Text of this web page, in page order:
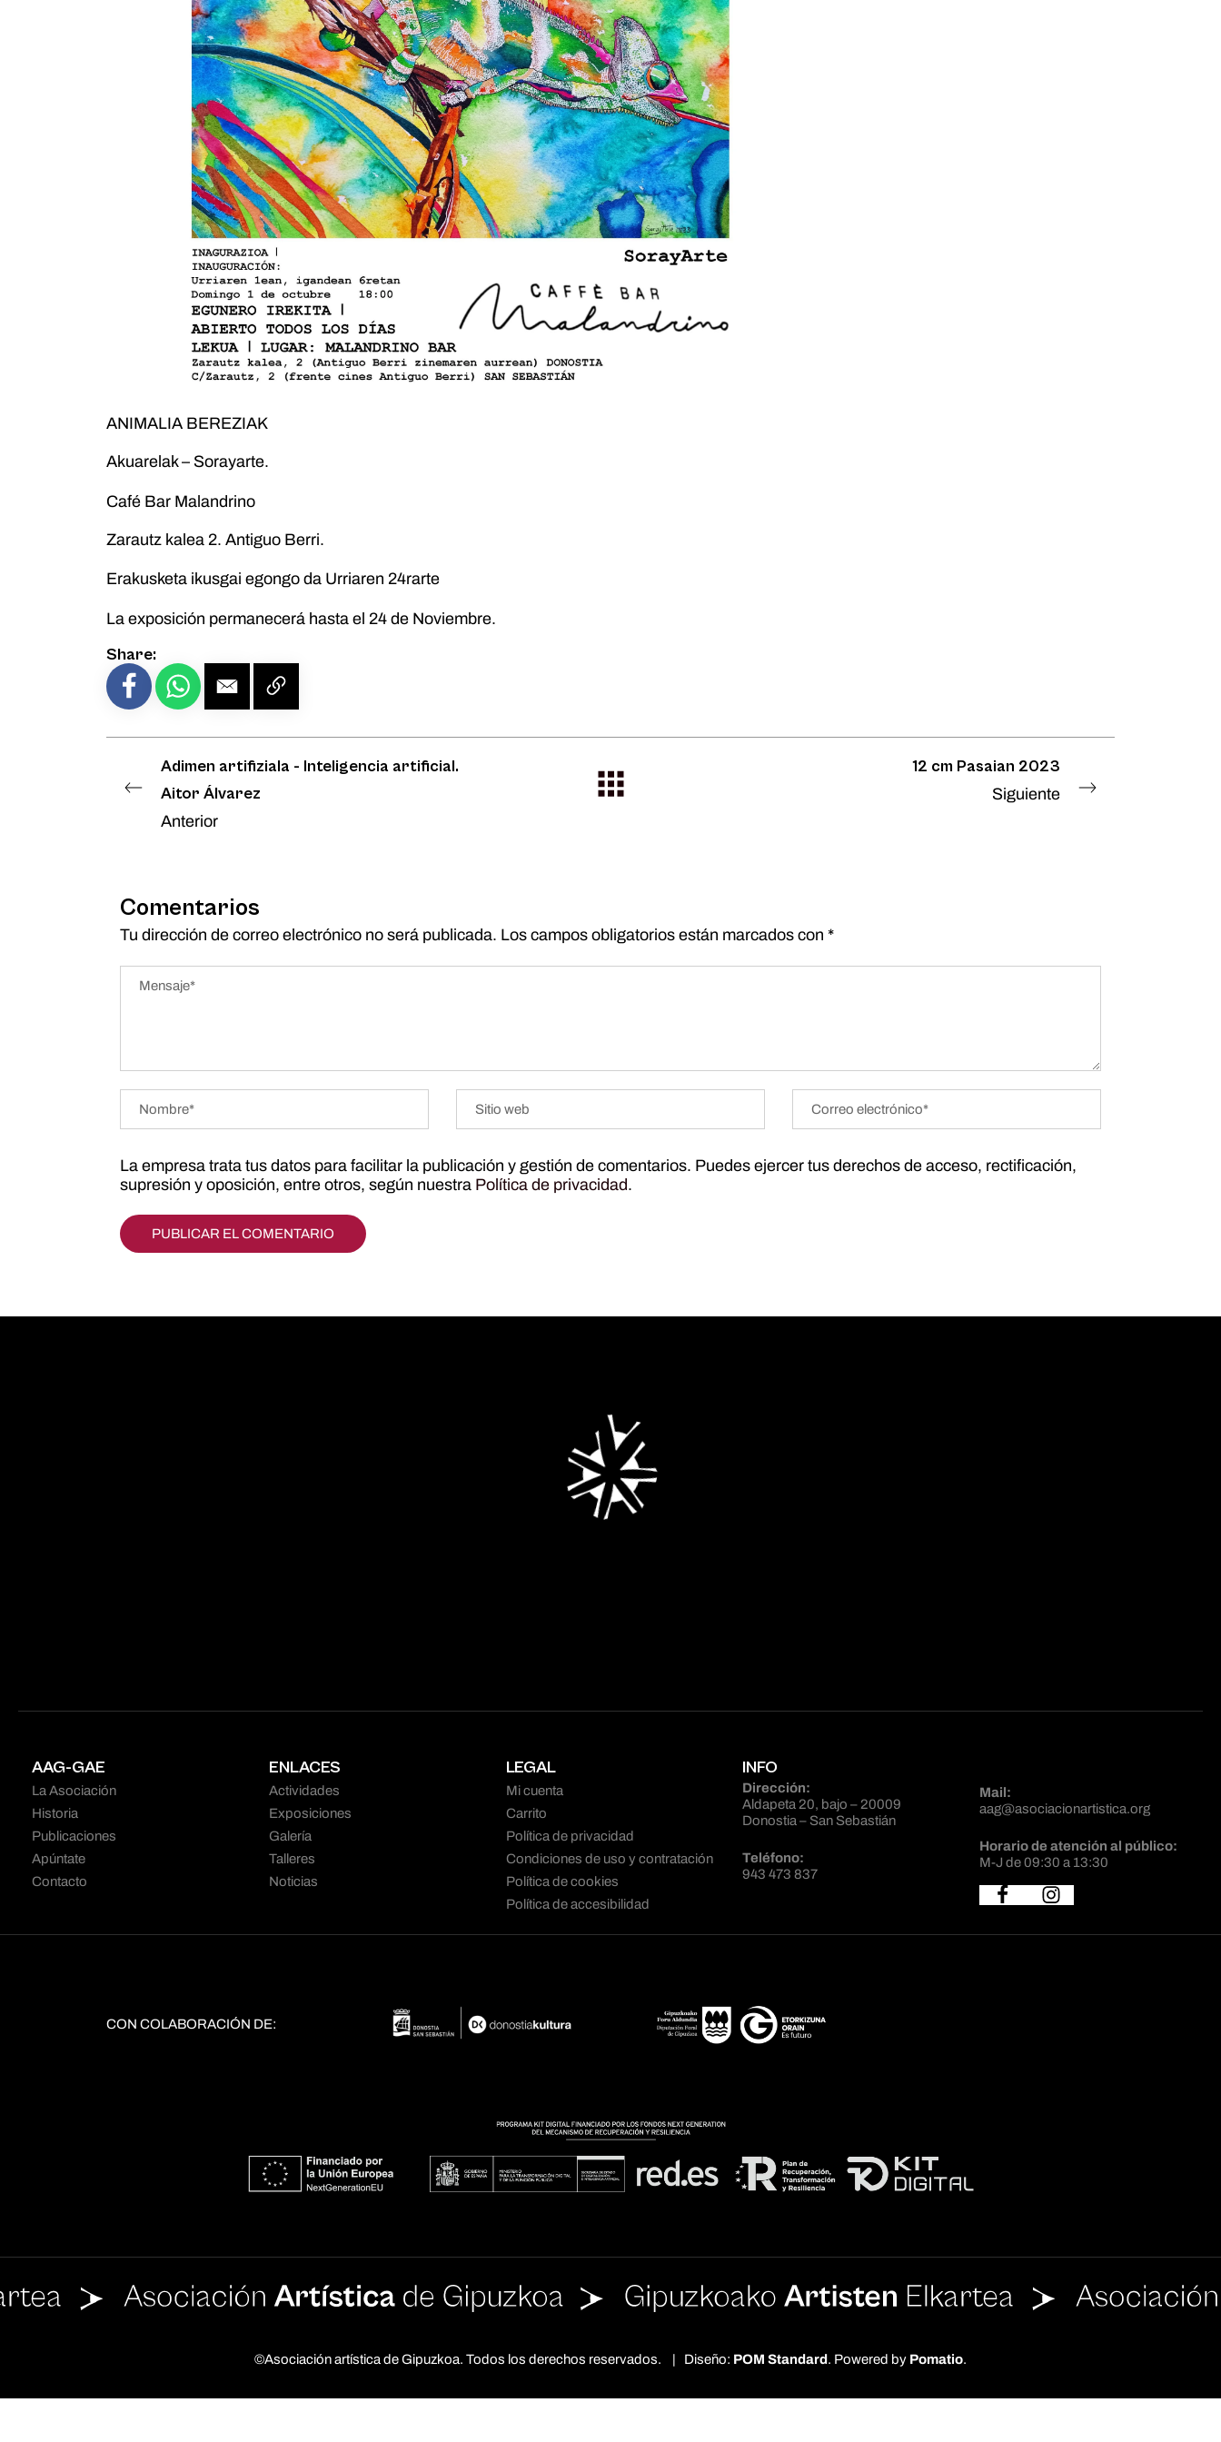
ANIMALIA BEREZIAK
Akuarelak – Sorayarte.
Café Bar Malandrino
Zarautz kalea 2. Antiguo Berri.
Erakusketa ikusgai egongo da Urriaren 24rarte
La exposición permanecerá hasta el 24 de Noviembre.
Share:
Adimen artifiziala - Inteligencia artificial.
Aitor Álvarez
Anterior
12 cm Pasaian 2023
Siguiente
Comentarios
Tu dirección de correo electrónico no será publicada. Los campos obligatorios están marcados con *
La empresa trata tus datos para facilitar la publicación y gestión de comentarios. Puedes ejercer tus derechos de acceso, rectificación,
supresión y oposición, entre otros, según nuestra Política de privacidad.
AAG-GAE
La Asociación
Historia
Publicaciones
Apúntate
Contacto
ENLACES
Actividades
Exposiciones
Galería
Talleres
Noticias
LEGAL
Mi cuenta
Carrito
Política de privacidad
Condiciones de uso y contratación
Política de cookies
Política de accesibilidad
INFO
Dirección:
Aldapeta 20, bajo – 20009
Donostia – San Sebastián
Teléfono:
943 473 837
Mail:
aag@asociacionartistica.org
Horario de atención al público:
M-J de 09:30 a 13:30
CON COLABORACIÓN DE:
©Asociación artística de Gipuzkoa. Todos los derechos reservados. | Diseño: POM Standard. Powered by Pomatio.